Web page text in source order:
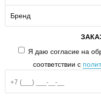
Бренд
Я даю согласие на
соответствии с